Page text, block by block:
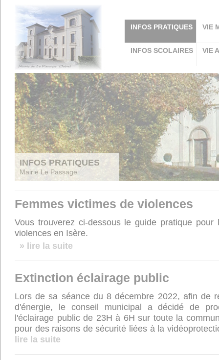
INFOS PRATIQUES VIE
INFOS SCOLAIRES VIE
INFOS PRATIQUES
Mairie Le Passage
Femmes victimes de violences
Vous trouverez ci-dessous le guide pratique pour
violences en Isère.
» lire la suite
Extinction éclairage public
Lors de sa séance du 8 décembre 2022, afin de
d'énergie, le conseil municipal a décidé de
l'éclairage public de 23H à 6H sur toute la
pour des raisons de sécurité liées à la
lire la suite